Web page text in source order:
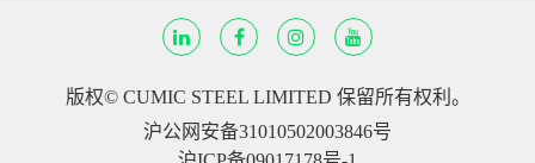
版权© CUMIC STEEL LIMITED 保留所有权利。
沪公网安备31010502003846号